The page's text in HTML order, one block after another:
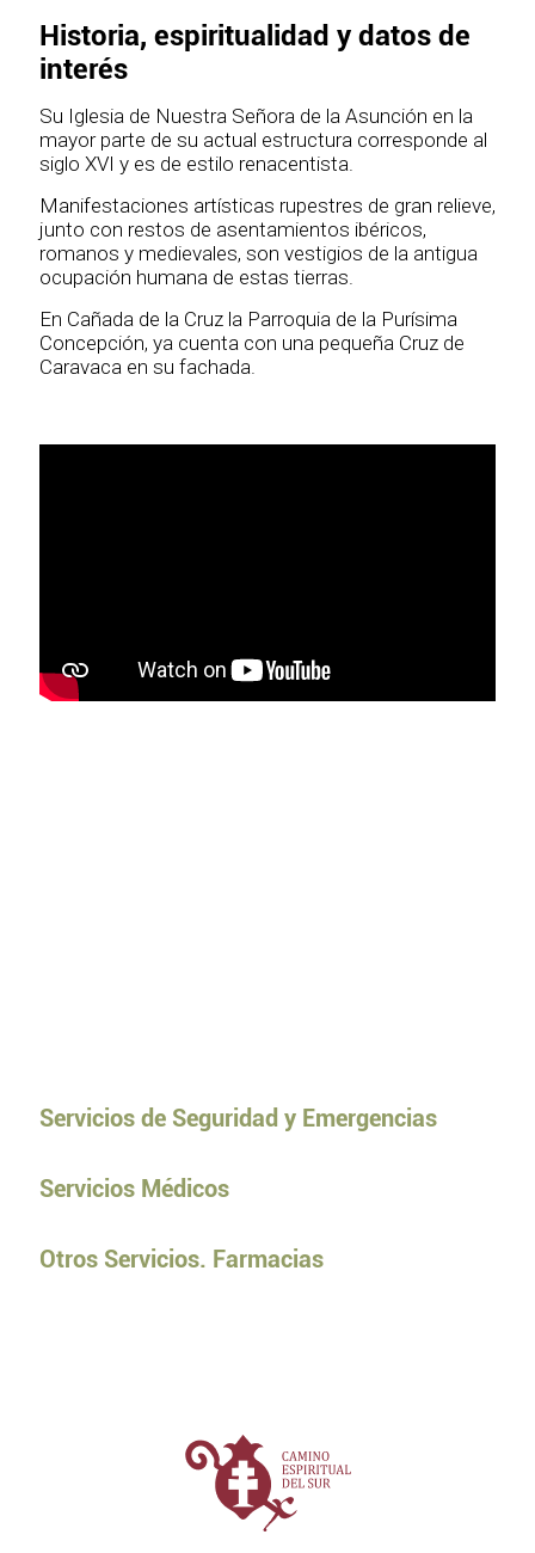
Historia, espiritualidad y datos de
interés
Su Iglesia de Nuestra Señora de la Asunción en la
mayor parte de su actual estructura corresponde al
siglo XVI y es de estilo renacentista.
Manifestaciones artísticas rupestres de gran relieve,
junto con restos de asentamientos ibéricos,
romanos y medievales, son vestigios de la antigua
ocupación humana de estas tierras.
En Cañada de la Cruz la Parroquia de la Purísima
Concepción, ya cuenta con una pequeña Cruz de
Caravaca en su fachada.
Servicios de Seguridad y Emergencias
Servicios Médicos
Otros Servicios. Farmacias